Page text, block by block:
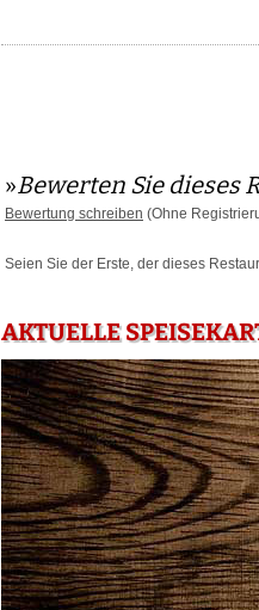
»Bewerten Sie dieses
Bewertung schreiben (Ohne
Seien Sie der Erste, der dieses
AKTUELLE